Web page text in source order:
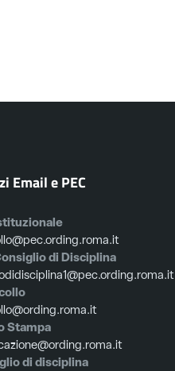
Email e PEC
di Disciplina
Stampa
di disciplina